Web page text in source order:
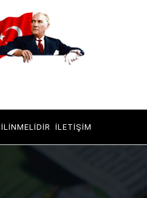
İLETIŞIM